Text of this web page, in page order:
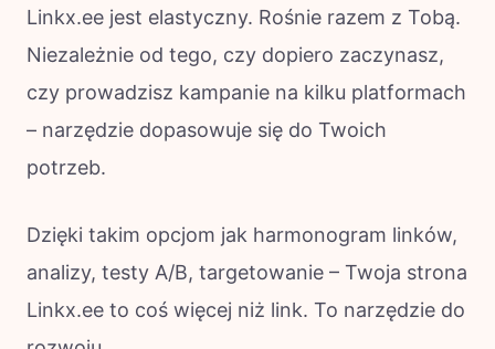
Linkx.ee jest elastyczny. Rośnie razem z Tobą.
Niezależnie od tego, czy dopiero zaczynasz,
czy prowadzisz kampanie na kilku platformach
– narzędzie dopasowuje się do Twoich
potrzeb.
Dzięki takim opcjom jak harmonogram linków,
analizy, testy A/B, targetowanie – Twoja strona
Linkx.ee to coś więcej niż link. To narzędzie do